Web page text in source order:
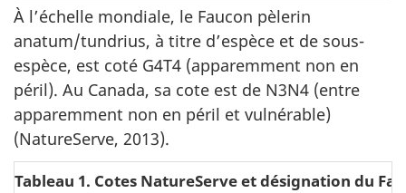
À l’échelle mondiale, le Faucon pèlerin
anatum/tundrius, à titre d’espèce et de sous-
espèce, est coté G4T4 (apparemment non en
péril). Au Canada, sa cote est de N3N4 (entre
apparemment non en péril et vulnérable)
(NatureServe, 2013).
Tableau 1. Cotes NatureServe et désignation du